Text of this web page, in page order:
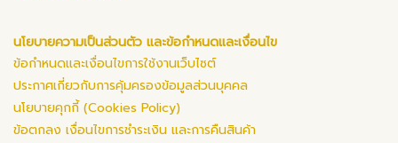
นโยบายความเป็นส่วนตัว และข้อกำหนดและเงื่อนไข
ข้อกำหนดและเงื่อนไขการใช้งานเว็บไซต์
ประกาศเกี่ยวกับการคุ้มครองข้อมูลส่วนบุคคล
นโยบายคุกกี้ (Cookies Policy)
ข้อตกลง เงื่อนไขการชำระเงิน และการคืนสินค้า